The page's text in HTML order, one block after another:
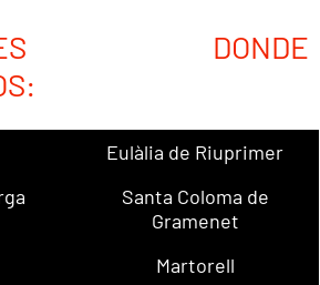
DONDE
Eulàlia de Riuprimer
Santa Coloma de
Gramenet
Martorell